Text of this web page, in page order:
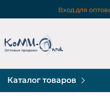
Вход для
Каталог товаров